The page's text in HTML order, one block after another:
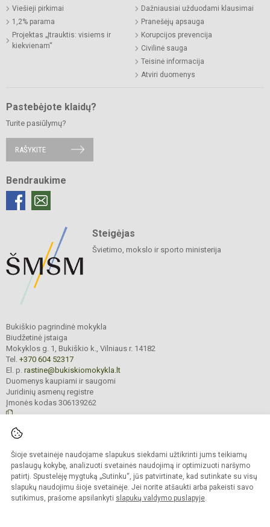
Šioje svetainėje naudojame slapukus siekdami užtikrinti jums teikiamų
paslaugų kokybę, analizuoti svetainės naudojimą ir optimizuoti naršymo
patirtį. Spustelėję mygtuką „Sutinku“, jūs patvirtinate, kad sutinkate su visų
slapukų naudojimu šioje svetainėje. Jei norite atšaukti arba pakeisti savo
sutikimus, prašome apsilankyti slapukų valdymo puslapyje.
Viešieji pirkimai
1,2% parama
Projektas „Įtrauktis: visiems ir
kiekvienam“
Dažniausiai užduodami klausimai
Pranešėjų apsauga
Korupcijos prevencija
Civilinė sauga
Teisinė informacija
Atviri duomenys
Pastebėjote klaidų?
Turite pasiūlymų?
RAŠYKITE
Bendraukime
Steigėjas
Švietimo, mokslo ir sporto ministerija
Bukiškio pagrindinė mokykla
Biudžetinė įstaiga
Mokyklos g. 1, Bukiškio k., Vilniaus r. 14182
Tel. +370 604 52317
El. p. rastine@bukiskiomokykla.lt
Duomenys kaupiami ir saugomi
Juridinių asmenų registre
Įmonės kodas 306139262
Kopijuoti turinį be raštiško Bukiškio pagrindinės mokyklos administracijos
sutikimo griežtai draudžiama.
Prieinamumo paraiška Slapukų valdymas
Sumanus būdas atnaujinti